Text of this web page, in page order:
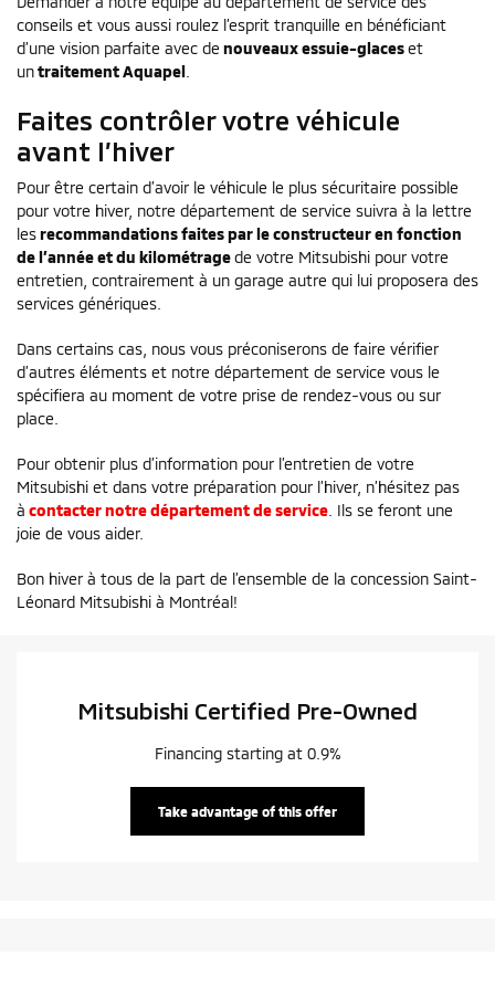
conseils et vous aussi roulez l’esprit tranquille en bénéficiant
d’une vision parfaite avec de nouveaux essuie-glaceset
untraitement Aquapel
Faites contrôler votre véhicule
avant l’hiver
Pour être certain d’avoir le véhicule le plus sécuritaire possible
pour votre hiver, notre département de service suivra à la lettre
lesrecommandations faites par le constructeur en fonction
de l’année et du kilométragede votre Mitsubishi pour votre
entretien, contrairement à un garage autre qui lui proposera des
services génériques.
Dans certains cas, nous vous préconiserons de faire vérifier
d’autres éléments et notre département de service vous le
spécifiera au moment de votre prise de rendez-vous ou sur
place.
Pour obtenir plus d’information pour l’entretien de votre
Mitsubishi et dans votre préparation pour l’hiver, n’hésitez pas
à contacter notre département de service . Ils se feront une
joie de vous aider.
Bon hiver à tous de la part de l’ensemble de la concession Saint-
Léonard Mitsubishi à Montréal!
Mitsubishi Certified Pre-Owned
Financing starting at 0.9%
Take advantage of this offer